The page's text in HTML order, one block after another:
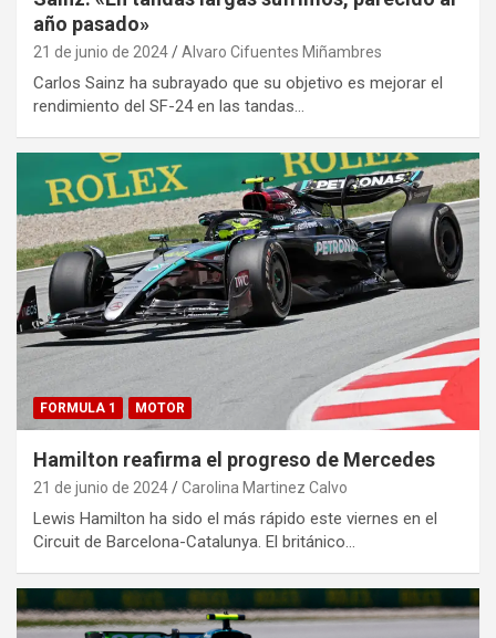
año pasado»
21 de junio de 2024 Alvaro Cifuentes Miñambres
Carlos Sainz ha subrayado que su objetivo es mejorar el
rendimiento del SF-24 en las tandas…
FORMULA 1 MOTOR
Hamilton reafirma el progreso de Mercedes
21 de junio de 2024 Carolina Martinez Calvo
Lewis Hamilton ha sido el más rápido este viernes en el
Circuit de Barcelona-Catalunya. El británico…